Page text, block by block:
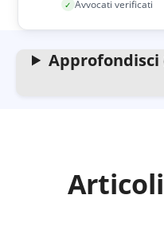
✓ Avvocati verificati
Approfondisci